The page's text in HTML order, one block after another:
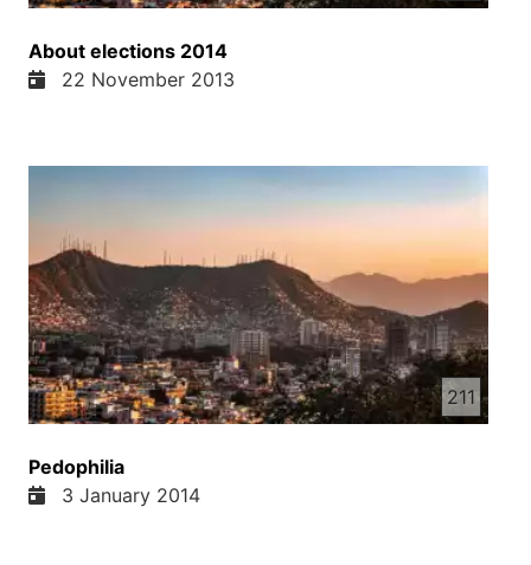
About elections 2014
22 November 2013
211
Pedophilia
3 January 2014